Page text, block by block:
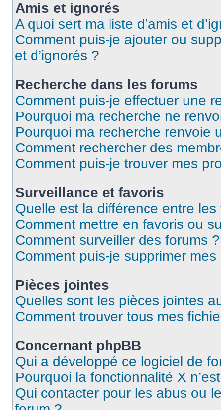
Amis et ignorés
A quoi sert ma liste d’amis et
Comment puis-je ajouter ou
et d’ignorés ?
Recherche dans les forums
Comment puis-je effectuer une
Pourquoi ma recherche ne
Pourquoi ma recherche renvoie
Comment rechercher des
Comment puis-je trouver mes
Surveillance et favoris
Quelle est la différence entre
Comment mettre en favoris ou
Comment surveiller des forums ?
Comment puis-je supprimer
Pièces jointes
Quelles sont les pièces jointes
Comment trouver tous mes
Concernant phpBB
Qui a développé ce logiciel de
Pourquoi la fonctionnalité X
Qui contacter pour les abus ou